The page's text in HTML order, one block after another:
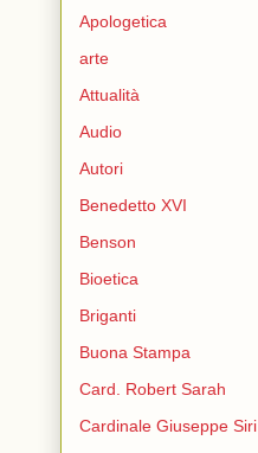
Apologetica
arte
Attualità
Audio
Autori
Benedetto XVI
Benson
Bioetica
Briganti
Buona Stampa
Card. Robert Sarah
Cardinale Giuseppe Siri